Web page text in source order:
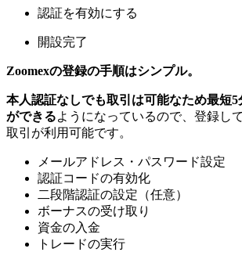
認証を有効にする
開設完了
Zoomexの登録の手順はシンプル。
本人認証なしでも取引は可能なため最短5
ができるようになっているので、登録し
取引が利用可能です。
メールアドレス・パスワード設定
認証コードの有効化
二段階認証の設定（任意）
ボーナスの受け取り
資金の入金
トレードの実行